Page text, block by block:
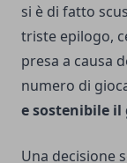
si è di fatto
triste epilogo,
presa a causa
numero di
e sostenibile il
Una decisione